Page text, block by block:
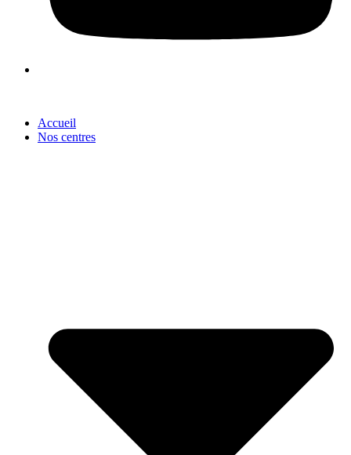
Accueil
Nos centres